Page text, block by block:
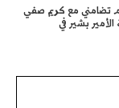
تضامني مع كريم صفي
الأمير بشير في